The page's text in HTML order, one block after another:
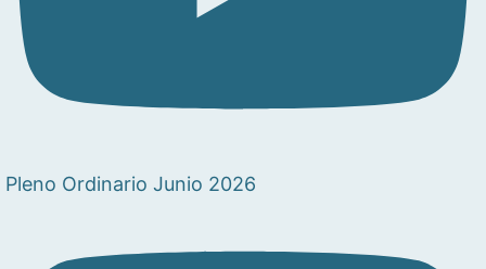
Pleno Ordinario Junio 2026